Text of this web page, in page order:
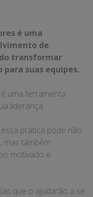
é uma
de
transformar
suas equipes.
uma ferramenta
liderança.
prática pode não
mas também
motivado e
que o ajudarão a se